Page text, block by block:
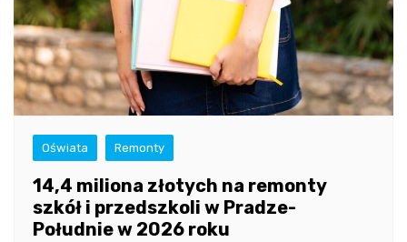
Oświata Remonty
14,4 miliona złotych na remonty
szkół i przedszkoli w Pradze-
Południe w 2026 roku